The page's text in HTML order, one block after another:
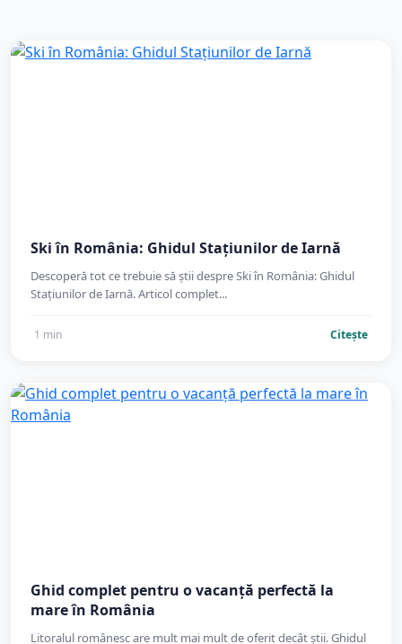
Ski în România: Ghidul Stațiunilor de Iarnă
Descoperă tot ce trebuie să știi despre Ski în România: Ghidul
Stațiunilor de Iarnă. Articol complet...
1 min Citește
Ghid complet pentru o vacanță perfectă la
mare în România
Litoralul românesc are mult mai mult de oferit decât știi. Ghidul